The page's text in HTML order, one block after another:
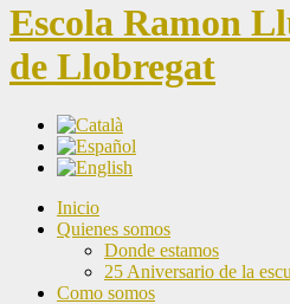
Escola Ramon
de Llobregat
Inicio
Quienes somos
Donde estamos
25 Aniversario de la
Como somos